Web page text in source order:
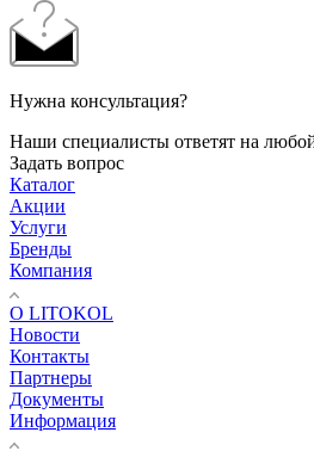
Нужна консультация?
Наши специалисты ответят на
Задать вопрос
Каталог
Акции
Услуги
Бренды
Компания
О LITOKOL
Новости
Контакты
Партнеры
Документы
Информация